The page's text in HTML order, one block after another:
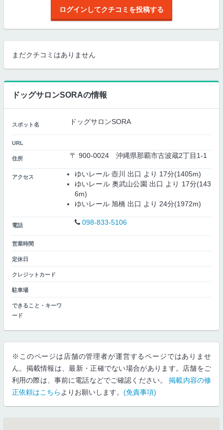
ログインしてクチコミを投稿する
まだクチコミはありません
ドッグサロンSORAの情報
スポット名 ドッグサロンSORA
URL
住所 〒 900-0024 沖縄県那覇市古波蔵2丁目1-1
アクセス
ゆいレール 壺川 出口 より 17分(1405m)
ゆいレール 奥武山公園 出口 より 17分(143
6m)
ゆいレール 旭橋 出口 より 24分(1972m)
電話 098-833-5106
営業時間
定休日
クレジットカード
駐車場
できること・キーワ
ード
※このページは店舗の管理者が運営するページではありませ
ん。掲載情報は、最新・正確でない場合があります。店舗をご
利用の際は、事前に電話などでご確認ください。掲載内容の修
正依頼はこちら よりお願いします。 (免責事項)